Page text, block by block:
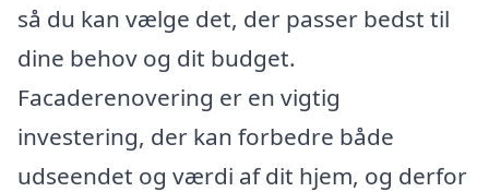
så du kan vælge det, der passer bedst til
dine behov og dit budget.
Facaderenovering er en vigtig
investering, der kan forbedre både
udseendet og værdi af dit hjem, og derfor